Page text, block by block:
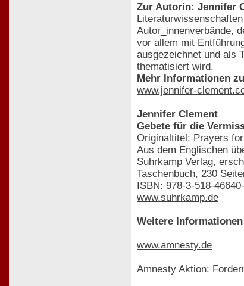
Zur Autorin: Jennifer
Autor_innenverbände,
vor allem mit
ausgezeichnet und als
thematisiert wird.
Mehr Informationen
www.jennifer-
Jennifer Clement
Gebete für die
Originaltitel: Prayers
Aus dem Englischen
Suhrkamp Verlag,
Taschenbuch, 230
ISBN: 978-3-518-
www.suhrkamp.de
Weitere
www.amnesty.de
Amnesty Aktion: